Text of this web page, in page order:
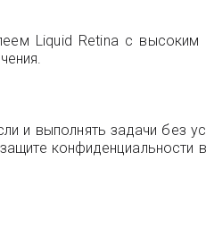
Liquid Retina с высоким
и выполнять задачи без
конфиденциальности